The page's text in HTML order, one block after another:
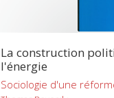
La construction
l'énergie
Sociologie d'une